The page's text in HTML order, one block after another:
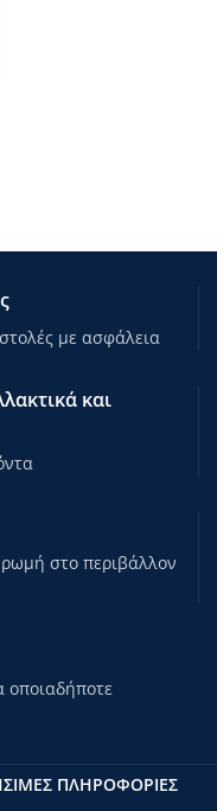
με ασφάλεια
και
στο περιβάλλον
οποιαδήποτε
ΠΛΗΡΟΦΟΡΙΕΣ